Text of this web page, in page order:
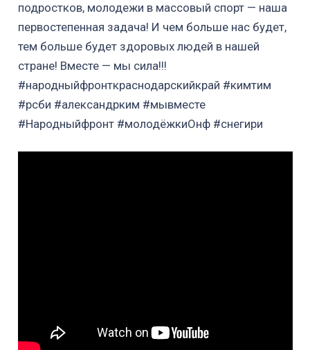
подростков, молодежи в массовый спорт — наша
первостепенная задача! И чем больше нас будет,
тем больше будет здоровых людей в нашей
стране! Вместе — мы сила!!!
#народныйфронткраснодарскийкрай #кимтим
#рсби #александрким #мывместе
#Народныйфронт #молодёжкиОнф #снегири